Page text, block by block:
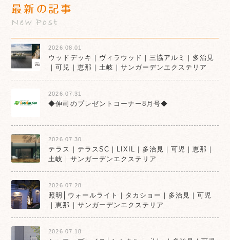
最新の記事
New Post
2026.08.01
ウッドデッキ｜ヴィラウッド｜三協アルミ｜多治見
｜可児｜恵那｜土岐｜サンガーデンエクステリア
2026.07.31
◆伸司のプレゼントコーナー8月号◆
2026.07.30
テラス｜テラスSC｜LIXIL｜多治見｜可児｜恵那｜
土岐｜サンガーデンエクステリア
2026.07.28
照明│ウォールライト｜タカショー｜多治見｜可児
｜恵那｜サンガーデンエクステリア
2026.07.18